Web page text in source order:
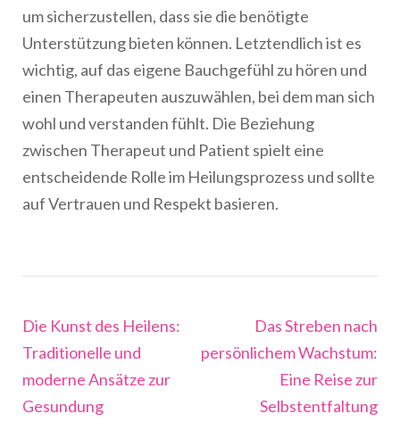
um sicherzustellen, dass sie die benötigte
Unterstützung bieten können. Letztendlich ist es
wichtig, auf das eigene Bauchgefühl zu hören und
einen Therapeuten auszuwählen, bei dem man sich
wohl und verstanden fühlt. Die Beziehung
zwischen Therapeut und Patient spielt eine
entscheidende Rolle im Heilungsprozess und sollte
auf Vertrauen und Respekt basieren.
Beitragsnavigation
Die Kunst des Heilens:
Traditionelle und
moderne Ansätze zur
Gesundung
Das Streben nach
persönlichem Wachstum:
Eine Reise zur
Selbstentfaltung